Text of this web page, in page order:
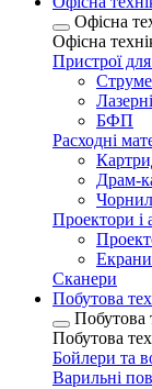
Офісна
Офісна
Пристрої
БФП
Расходні
Драм-
Проектори і
Екрани
Сканери
Побутова
Побутова
Побутова
Бойлери та
Варильні